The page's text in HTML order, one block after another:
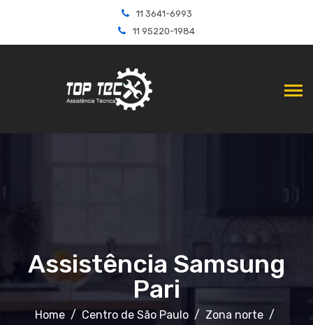
11 3641-6993
11 95220-1984
Assistência Samsung
Pari
Home Centro de São Paulo
Zona norte